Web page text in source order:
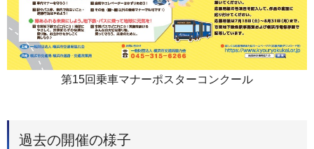
第15回乗車マナーポスターコンクール
過去の開催の様子